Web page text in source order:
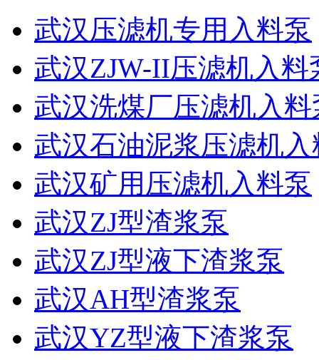
武汉压滤机专用入料泵
武汉ZJW-II压滤机入料
武汉洗煤厂压滤机入料
武汉石油泥浆压滤机入
武汉矿用压滤机入料泵
武汉ZJ型渣浆泵
武汉ZJ型液下渣浆泵
武汉AH型渣浆泵
武汉YZ型液下渣浆泵